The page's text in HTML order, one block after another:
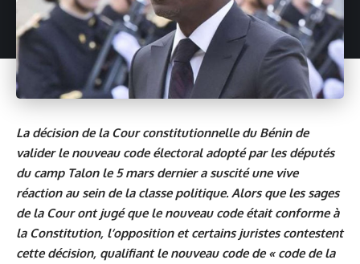
La décision de la Cour constitutionnelle du Bénin de
valider le nouveau code électoral adopté par les députés
du camp Talon le 5 mars dernier a suscité une vive
réaction au sein de la classe politique. Alors que les sages
de la Cour ont jugé que le nouveau code était conforme à
la Constitution, l’opposition et certains juristes contestent
cette décision, qualifiant le nouveau code de « code de la